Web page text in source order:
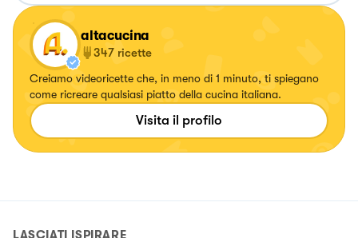
altacucina
347 ricette
Creiamo videoricette che, in meno di 1 minuto, ti spiegano
come ricreare qualsiasi piatto della cucina italiana.
Visita il profilo
LASCIATI ISPIRARE